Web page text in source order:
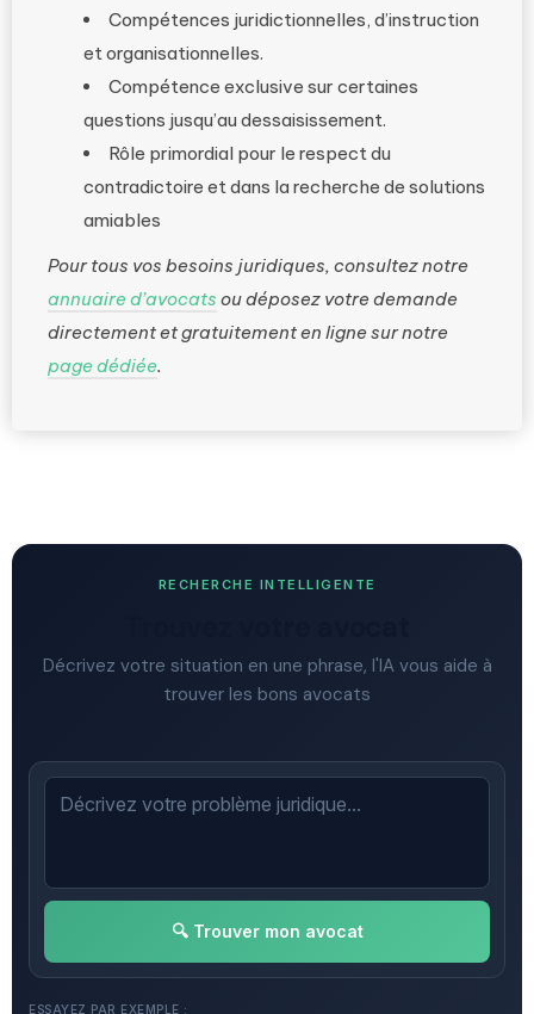
Compétences juridictionnelles, d’instruction
et organisationnelles.
Compétence exclusive sur certaines
questions jusqu’au dessaisissement.
Rôle primordial pour le respect du
contradictoire et dans la recherche de solutions
amiables
Pour tous vos besoins juridiques, consultez notre
annuaire d’avocats ou déposez votre demande
directement et gratuitement en ligne sur notre
page dédiée.
RECHERCHE INTELLIGENTE
Décrivez votre situation en une phrase, l'IA vous aide à
trouver les bons avocats
🔍 Trouver mon avocat
ESSAYEZ PAR EXEMPLE :